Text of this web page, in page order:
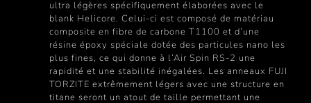
ultra légères spécifiquement élaborées avec le
blank Helicore. Celui-ci est composé de matériau
composite en fibre de carbone T1100 et d’une
résine époxy spéciale dotée des particules nano les
plus fines, ce qui donne à l’Air Spin RS-2 une
rapidité et une stabilité inégalées. Les anneaux FUJI
TORZITE extrêmement légers avec une structure en
titane seront un atout de taille permettant une